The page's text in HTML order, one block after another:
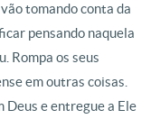
tomando conta da
pensando naquela
Rompa os seus
em outras coisas.
Deus e entregue a Ele